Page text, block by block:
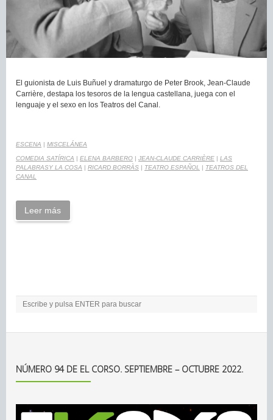
El guionista de Luis Buñuel y dramaturgo de Peter Brook, Jean-Claude
Carrière, destapa los tesoros de la lengua castellana, juega con el
lenguaje y el sexo en los Teatros del Canal.
ESCENA | MISCELÁNEA
COMEDIA SATÍRICA | ELENA BARBERO | JEAN-CLAUDE CARRIÈRE | LAS
PALABRASY LA COSA | RICARD BORRÀS | TEATRO ESPAÑOL | TEATROS DEL
CANAL
Leer más
NÚMERO 94 DE EL CORSO. SEPTIEMBRE – OCTUBRE 2022.